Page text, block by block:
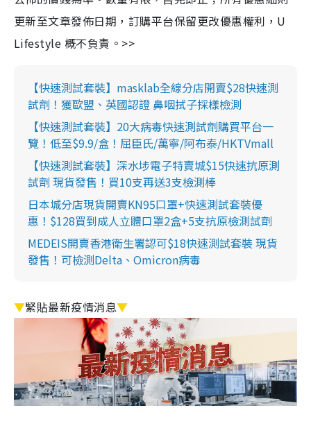
更新至文章發佈日期，訂購平台保留更改優惠權利，U
Lifestyle 概不負責。>>
【快速測試套裝】masklab全線分店開賣$28快速測
試劑！獲歐盟、英國認證 鼻咽拭子採樣檢測
【快速測試套裝】20大病毒快速測試劑購買平台一
覽！低至$9.9/盒！屈臣氏/萬寧/阿布泰/HKTVmall
【快速測試套裝】深水埗電子特賣城$15快速抗原測
試劑 現貨發售！買10支再送3支檢測棒
日本城分店現貨開賣KN95口罩+快速測試套裝優
惠！$128買到成人立體口罩2盒+5支抗原檢測試劑
MEDEIS開賣香港衛生署認可$18快速測試套裝 現貨
發售！可檢測Delta、Omicron病毒
▼緊貼最新疫情消息▼